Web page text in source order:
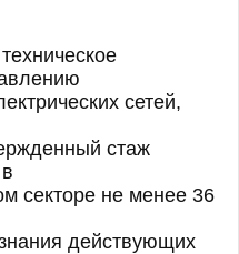
сетей,
стаж
секторе не менее 36
действующих